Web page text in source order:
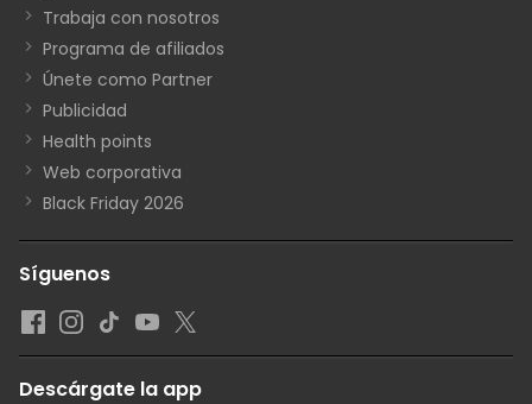
Trabaja con nosotros
Programa de afiliados
Únete como Partner
Publicidad
Health points
Web corporativa
Black Friday 2026
Síguenos
Descárgate la app